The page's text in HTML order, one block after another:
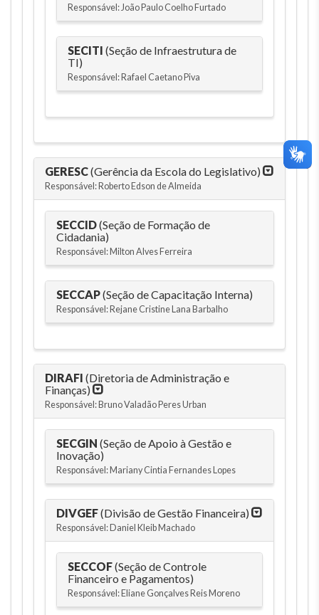
Responsável: João Paulo Coelho Furtado
SECITI (Seção de Infraestrutura de
TI)
Responsável: Rafael Caetano Piva
GERESC(Gerência da Escola do Legislativo)
Responsável: Roberto Edson de Almeida
SECCID(Seção de Formação de
Cidadania)
Responsável: Milton Alves Ferreira
SECCAP(Seção de Capacitação Interna)
Responsável: Rejane Cristine Lana Barbalho
DIRAFI (Diretoria de Administração e
Finanças)
Responsável: Bruno Valadão Peres Urban
SECGIN (Seção de Apoio à Gestão e
Inovação)
Responsável: Mariany Cintia Fernandes Lopes
DIVGEF(Divisão de Gestão Financeira)
Responsável: Daniel Kleib Machado
SECCOF(Seção de Controle
Financeiro e Pagamentos)
Responsável: Eliane Gonçalves Reis Moreno